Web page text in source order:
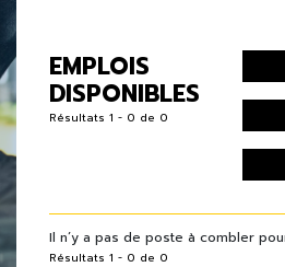
EMPLOIS
DISPONIBLES
Résultats 1 - 0 de 0
Il n’y a pas de poste à combler
Résultats 1 - 0 de 0